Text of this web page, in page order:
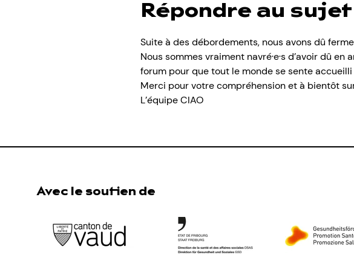
Répondre au sujet
Suite à des débordements, nous avons dû
Nous sommes vraiment navré·e·s d’avoir dû
forum pour que tout le monde se sente
Merci pour votre compréhension et à bientôt
L’équipe CIAO
Avec le soutien de